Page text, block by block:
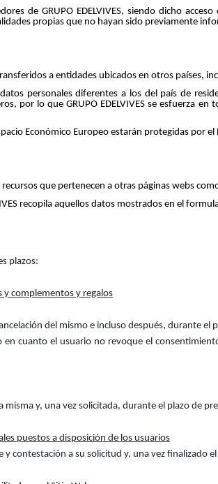
de GRUPO EDELVIVES, siendo dicho
propias que no hayan sido previamente
a entidades ubicados en otros países,
personales diferentes a los del país de
por lo que GRUPO EDELVIVES se esfuerza
Económico Europeo estarán protegidas por
que pertenecen a otras páginas webs
recopila aquellos datos mostrados en el
plazos:
y complementos y regalos
del mismo e incluso después, durante el
en cuanto el usuario no revoque el
y, una vez solicitada, durante el plazo de
puestos a disposición de los usuarios
contestación a su solicitud y, una vez finalizado